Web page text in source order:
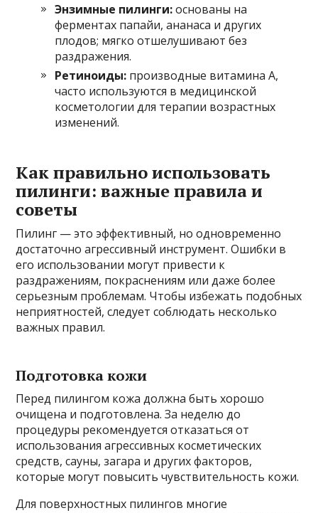
Энзимные пилинги:основаны на
ферментах папайи, ананаса и других
плодов; мягко отшелушивают без
раздражения.
Ретиноиды: производные витамина А,
часто используются в медицинской
косметологии для терапии возрастных
изменений.
Как правильно использовать
пилинги: важные правила и
советы
Пилинг — это эффективный, но одновременно
достаточно агрессивный инструмент. Ошибки в
его использовании могут привести к
раздражениям, покраснениям или даже более
серьезным проблемам. Чтобы избежать подобных
неприятностей, следует соблюдать несколько
важных правил.
Подготовка кожи
Перед пилингом кожа должна быть хорошо
очищена и подготовлена. За неделю до
процедуры рекомендуется отказаться от
использования агрессивных косметических
средств, сауны, загара и других факторов,
которые могут повысить чувствительность кожи.
Для поверхностных пилингов многие